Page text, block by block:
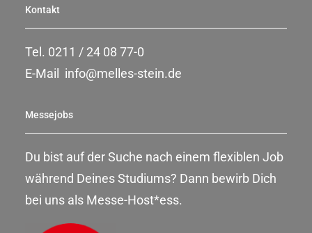
Kontakt
Tel. 0211 / 24 08 77-0
E-Mail info@melles-stein.de
Messejobs
Du bist auf der Suche nach einem flexiblen Job
während Deines Studiums? Dann bewirb Dich
bei uns als Messe-Host*ess.